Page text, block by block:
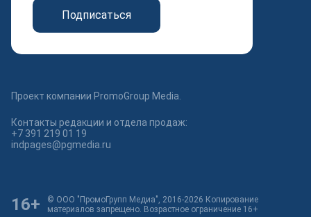
Подписаться
Проект компании PromoGroup Media.
Контакты редакции и отдела продаж:
+7 391 219 01 19
indpages@pgmedia.ru
© ООО "ПромоГрупп Медиа", 2016-2026 Копирование
материалов запрещено. Возрастное ограничение 16+
16+